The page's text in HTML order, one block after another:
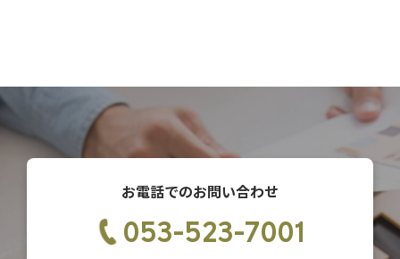
お電話でのお問い合わせ
053-523-7001